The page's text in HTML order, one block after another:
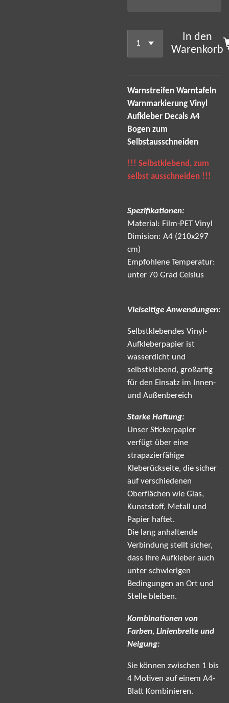
In den
Warenkorb
Warnstreifen Warntafeln
Warnmarkierung Vinyl
Aufkleber Decals A4
Bogen zum
Selbstausschneiden
!!! Selbstklebend, zum
selbst ausschneiden !!!
Spezifikationen:
Material: Film-PET Vinyl
Dimision: A4 (210x297
cm)
Empfohlene Temperatur:
unter 70 Grad Celsius
Vielseitige Anwendungen:
Selbstklebendes Vinyl-
Aufkleberpapier ist
wasserdicht und
selbstklebend, großartig
für den Einsatz im Innen-
und Außenbereich
Starke Haftung:
Unser Stickerpapier
verfügt über eine
strapazierfähige
Kleberückseite, die sicher
auf verschiedenen
Oberflächen wie Glas,
Kunststoff, Metall und
Papier haftet.
Die lang anhaltende
Verbindung stellt sicher,
dass Ihre Aufkleber auch
unter schwierigen
Bedingungen an Ort und
Stelle bleiben.
Kombinationen von
Farben, Linienbreite und
Neigung:
Sie können zwischen 1 bis
4 Motiven auf einem A4-
Blatt Kombinieren.